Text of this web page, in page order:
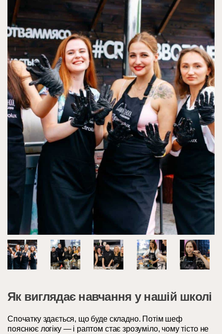
Як виглядає навчання у нашій школі
Спочатку здається, що буде складно. Потім шеф
пояснює логіку — і раптом стає зрозуміло, чому тісто не